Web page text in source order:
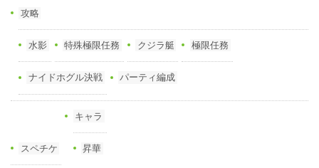
攻略
水影 特殊極限任務 クジラ艇 極限任務
ナイドホグル決戦 パーティ編成
スペチケ
キャラ
昇華